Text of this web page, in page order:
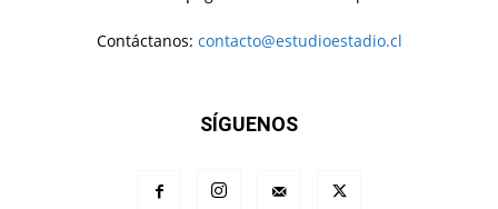
Contáctanos: contacto@estudioestadio.cl
SÍGUENOS